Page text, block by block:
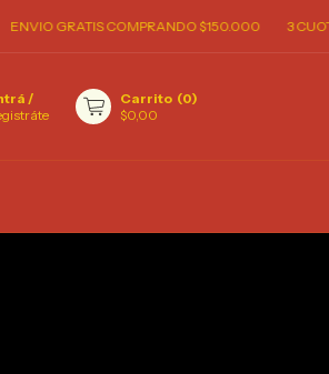
GRATIS COMPRANDO $150.000 3 CUOTAS
/
Carrito (0)
$0,00